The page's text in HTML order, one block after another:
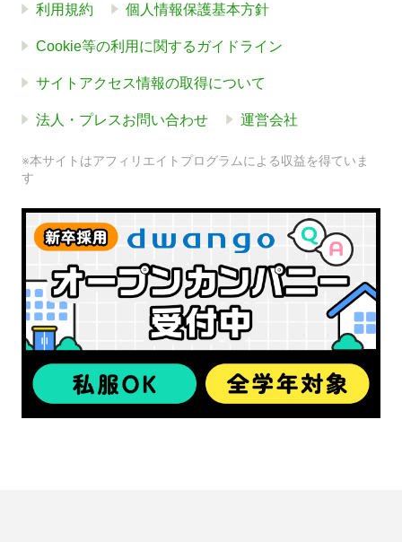
利用規約 個人情報保護基本方針
Cookie等の利用に関するガイドライン
サイトアクセス情報の取得について
法人・プレスお問い合わせ 運営会社
※本サイトはアフィリエイトプログラムによる収益を得ていま
す